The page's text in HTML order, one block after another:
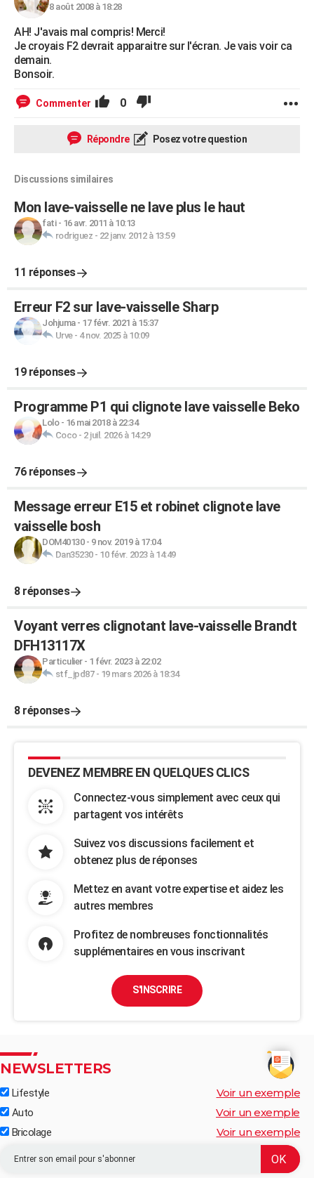
8 août 2008 à 18:28
AH! J'avais mal compris! Merci!
Je croyais F2 devrait apparaitre sur l'écran. Je vais voir ca
demain.
Bonsoir.
Commenter 0
Répondre Posez votre question
Discussions similaires
Mon lave-vaisselle ne lave plus le haut
fati- 16 avr. 2011 à 10:13
rodriguez - 22 janv. 2012 à 13:59
11 réponses
Erreur F2 sur lave-vaisselle Sharp
Johjuma- 17 févr. 2021 à 15:37
Urve- 4 nov. 2025 à 10:09
19 réponses
Programme P1 qui clignote lave vaisselle Beko
Lolo- 16 mai 2018 à 22:34
Coco- 2 juil. 2026 à 14:29
76 réponses
Message erreur E15 et robinet clignote lave
vaisselle bosh
DOM40130- 9 nov. 2019 à 17:04
Dan35230- 10 févr. 2023 à 14:49
8 réponses
Voyant verres clignotant lave-vaisselle Brandt
DFH13117X
Particulier- 1 févr. 2023 à 22:02
stf_jpd87- 19 mars 2026 à 18:34
8 réponses
DEVENEZ MEMBRE EN QUELQUES CLICS
Connectez-vous simplement avec ceux qui
partagent vos intérêts
Suivez vos discussions facilement et
obtenez plus de réponses
Mettez en avant votre expertise et aidez les
autres membres
Profitez de nombreuses fonctionnalités
supplémentaires en vous inscrivant
S'INSCRIRE
NEWSLETTERS
Lifestyle Voir un exemple
Auto Voir un exemple
Bricolage Voir un exemple